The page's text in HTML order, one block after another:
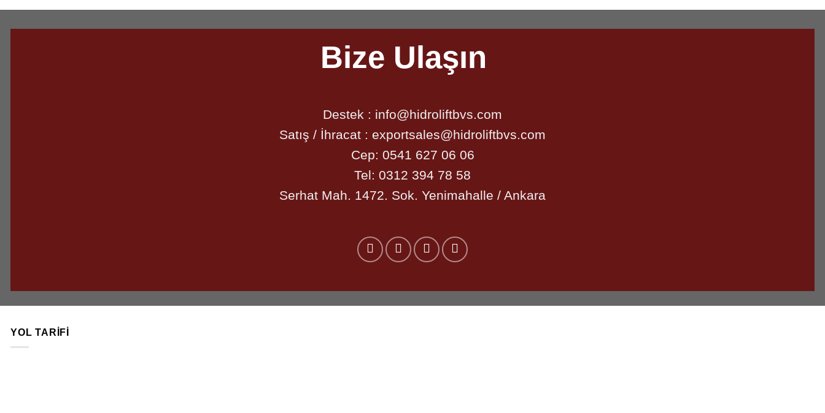
Bize Ulaşın
Destek : info@hidroliftbvs.com
Satış / İhracat : exportsales@hidroliftbvs.com
Cep: 0541 627 06 06
Tel: 0312 394 78 58
Serhat Mah. 1472. Sok. Yenimahalle / Ankara
YOL TARIFI